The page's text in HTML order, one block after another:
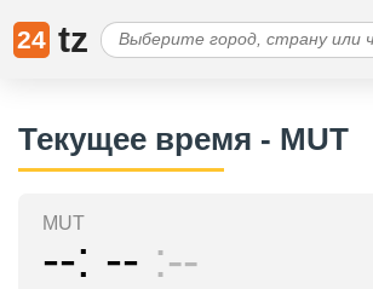
24 tz
Текущее время - MUT
MUT
-- -- --